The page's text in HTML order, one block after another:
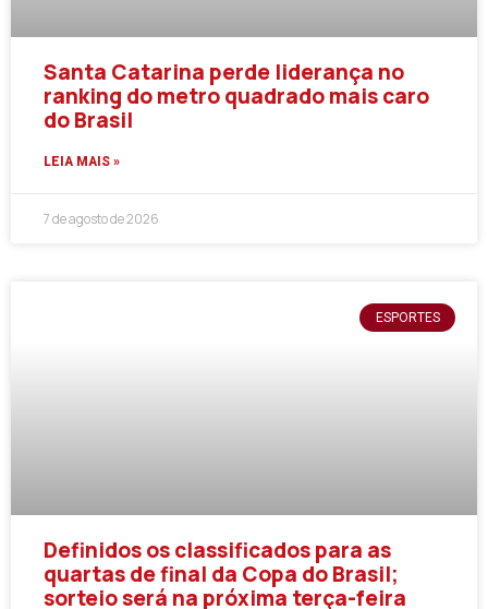
Santa Catarina perde liderança no
ranking do metro quadrado mais caro
do Brasil
LEIA MAIS »
7 de agosto de 2026
ESPORTES
Definidos os classificados para as
quartas de final da Copa do Brasil;
sorteio será na próxima terça-feira